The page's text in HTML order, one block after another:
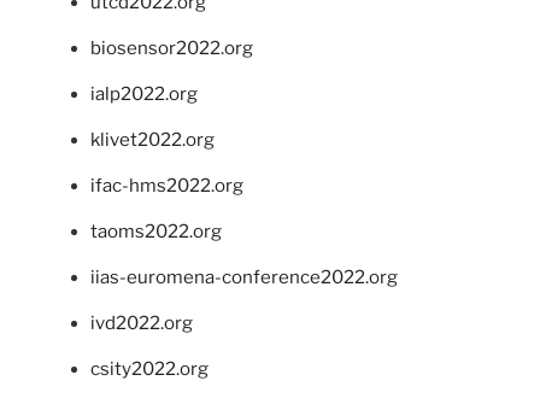
biosensor2022.org
ialp2022.org
klivet2022.org
ifac-hms2022.org
taoms2022.org
iias-euromena-conference2022.org
ivd2022.org
csity2022.org